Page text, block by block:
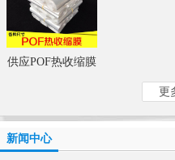
应POF热收缩膜
更
新闻中心